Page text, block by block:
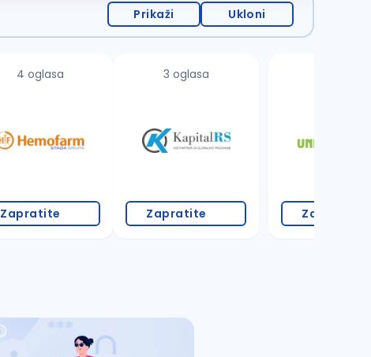
Prikaži Ukloni
4 oglasa
Zapratite
3 oglasa
Zapratite Zapratite